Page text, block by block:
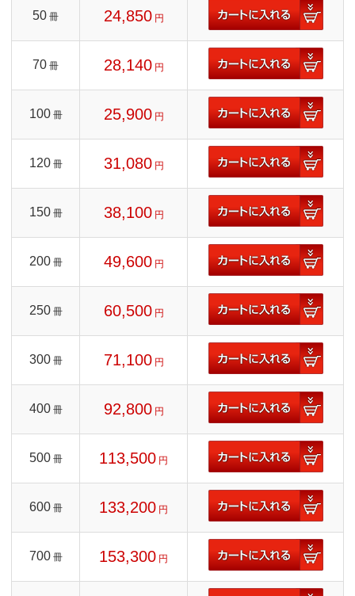
50 冊 24,850 円
70 冊 28,140 円
100 冊 25,900 円
120 冊 31,080 円
150 冊 38,100 円
200 冊 49,600 円
250 冊 60,500 円
300 冊 71,100 円
400 冊 92,800 円
500 冊 113,500 円
600 冊 133,200 円
700 冊 153,300 円